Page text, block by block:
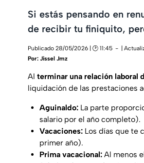
Si estás pensando en
de recibir tu finiquito,
Publicado 28/05/2026 | 🕑 11:45
|
Por: Jissel Jmz
Al terminar una relación laboral
liquidación de las prestaciones
Aguinaldo: La parte
salario por el año completo).
Vacaciones: Los días que te
primer año).
Prima vacacional: Al menos